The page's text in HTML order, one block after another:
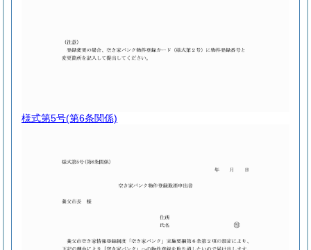
様式第5号(第6条関係)